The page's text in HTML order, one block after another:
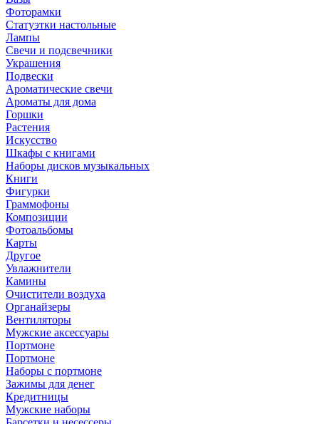
Фоторамки
Статуэтки настольные
Лампы
Свечи и подсвечники
Украшения
Подвески
Ароматические свечи
Ароматы для дома
Горшки
Растения
Искусство
Шкафы с книгами
Наборы дисков музыкальных
Книги
Фигурки
Граммофоны
Композиции
Фотоальбомы
Карты
Другое
Увлажнители
Камины
Очистители воздуха
Органайзеры
Вентиляторы
Мужские аксессуары
Портмоне
Портмоне
Наборы с портмоне
Зажимы для денег
Кредитницы
Мужские наборы